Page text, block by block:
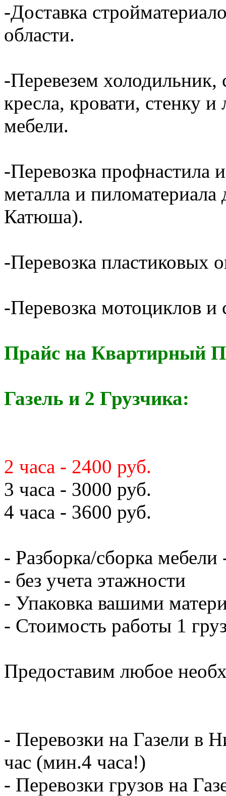
-Доставка
области.
-Перевезем
кресла, кровати, стенку
мебели.
-Перевозка профнастила
металла и
Катюша).
-Перевозка пластиковых
-Перевозка мотоциклов и
Прайс на Квартирный
Газель и 2 Грузчика:
2 часа - 2400 руб.
3 часа - 3000 руб.
4 часа - 3600 руб.
- Разборка/сборка мебели
- без учета этажности
- Упаковка вашими
- Стоимость работы 1
Предоставим любое
- Перевозки на Газели в
час (мин.4 часа!)
- Перевозки грузов на